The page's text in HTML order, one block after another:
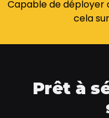
Capable de déployer
cela
Prêt à